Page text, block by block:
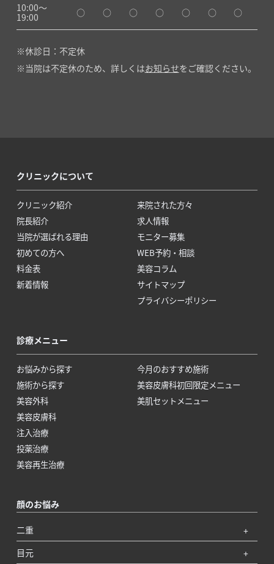
10:00〜
19:00
○ ○ ○ ○ ○ ○ ○
休診日：不定休
当院は不定休のため、詳しくはお知らせをご確認ください。
クリニックについて
クリニック紹介
院長紹介
当院が選ばれる理由
初めての方へ
料金表
新着情報
来院された方々
求人情報
モニター募集
WEB予約・相談
美容コラム
サイトマップ
プライバシーポリシー
診療メニュー
お悩みから探す
施術から探す
美容外科
美容皮膚科
注入治療
投薬治療
美容再生治療
今月のおすすめ施術
美容皮膚科初回限定メニュー
美肌セットメニュー
顔のお悩み
二重
目元